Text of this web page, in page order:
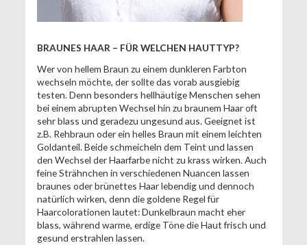
BRAUNES HAAR – FÜR WELCHEN HAUTTYP?
Wer von hellem Braun zu einem dunkleren Farbton
wechseln möchte, der sollte das vorab ausgiebig
testen. Denn besonders hellhäutige Menschen sehen
bei einem abrupten Wechsel hin zu braunem Haar oft
sehr blass und geradezu ungesund aus. Geeignet ist
z.B. Rehbraun oder ein helles Braun mit einem leichten
Goldanteil. Beide schmeicheln dem Teint und lassen
den Wechsel der Haarfarbe nicht zu krass wirken. Auch
feine Strähnchen in verschiedenen Nuancen lassen
braunes oder brünettes Haar lebendig und dennoch
natürlich wirken, denn die goldene Regel für
Haarcolorationen lautet: Dunkelbraun macht eher
blass, während warme, erdige Töne die Haut frisch und
gesund erstrahlen lassen.